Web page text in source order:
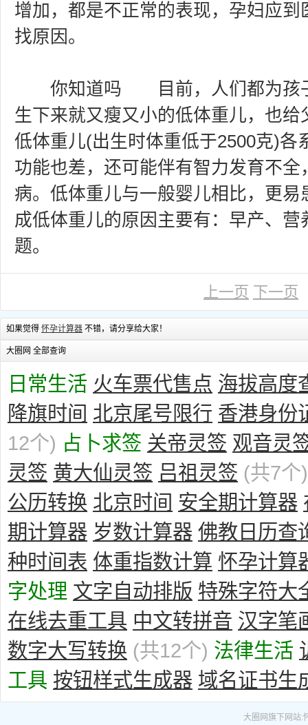
增加，都是不正常的表现，孕妇应
找原因。
你知道吗 目前，人们都为孩子
生下来就又瘦又小的低体重儿，也
低体重儿(出生时体重低于2500克)各
功能也差，还可能伴有智力发育不全
病。低体重儿与一般婴儿相比，更
成低体重儿的原因主要有：早产、
题。
上一页 下一页
如果觉得 怀孕计算器 不错，请分享给大家！
大圈网 全部查询
日常生活 火车票代售点 海拔高度
降旗时间 北京尾号限行 香港身份
12个) 占卜求签 关帝灵签 观音灵
灵签 黄大仙灵签 吕祖灵签 (共7个)
公历转换 北京时间 安全期计算器
期计算器 岁数计算器 佛教日历查
种时间表 体重指数计算 怀孕计算
字处理 文字自动排版 特殊字符大
在线去重工具 中文转拼音 汉字笔
数字大写转换 (共12个) 法律生活
工具 按钮样式生成器 域名证书生
大圈网旗下网站: